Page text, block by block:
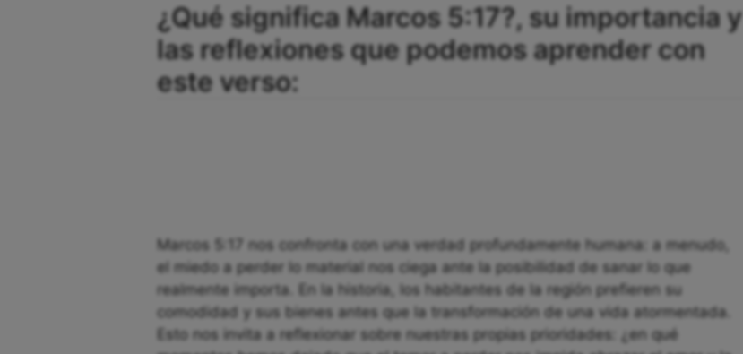
¿Qué significa Marcos 5:17?, su importancia y
las reflexiones que podemos aprender con
este verso:
Marcos 5:17 nos confronta con una verdad profundamente humana: a menudo,
el miedo a perder lo material nos ciega ante la posibilidad de sanar lo que
realmente importa. En la historia, los habitantes de la región prefieren su
comodidad y sus bienes antes que la transformación de una vida atormentada.
Esto nos invita a reflexionar sobre nuestras propias prioridades: ¿en qué